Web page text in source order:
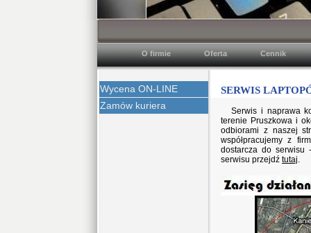
O firmie Oferta Cennik
Wycena ON-LINE
Zamów kuriera
SERWIS
Serwis i naprawa
terenie Pruszkowa i
odbiorami z naszej
współpracujemy z
dostarcza do serwisu
serwisu przejdź tutaj.